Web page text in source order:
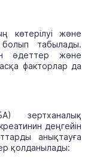
көтерілуі және
болып табылады.
әдеттер және
факторлар да
зертханалық
деңгейін
анықтауға
қолданылады: